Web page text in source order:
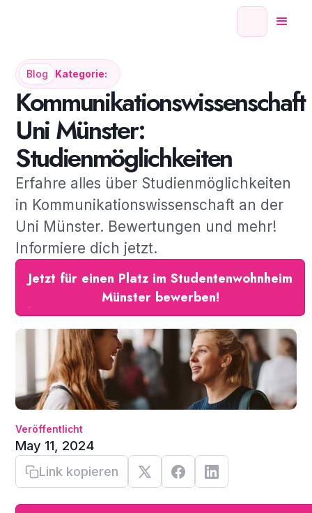
Blog Kategorie:
Kommunikationswissenschaft
Uni Münster:
Studienmöglichkeiten
Erfahre alles über Studienmöglichkeiten
in Kommunikationswissenschaft an der
Uni Münster. Bewertungen und mehr!
Informiere dich jetzt.
Jetzt für einen Platz im Studentenwohnheim
Münster bewerben!
Veröffentlicht
May 11, 2024
Link kopieren